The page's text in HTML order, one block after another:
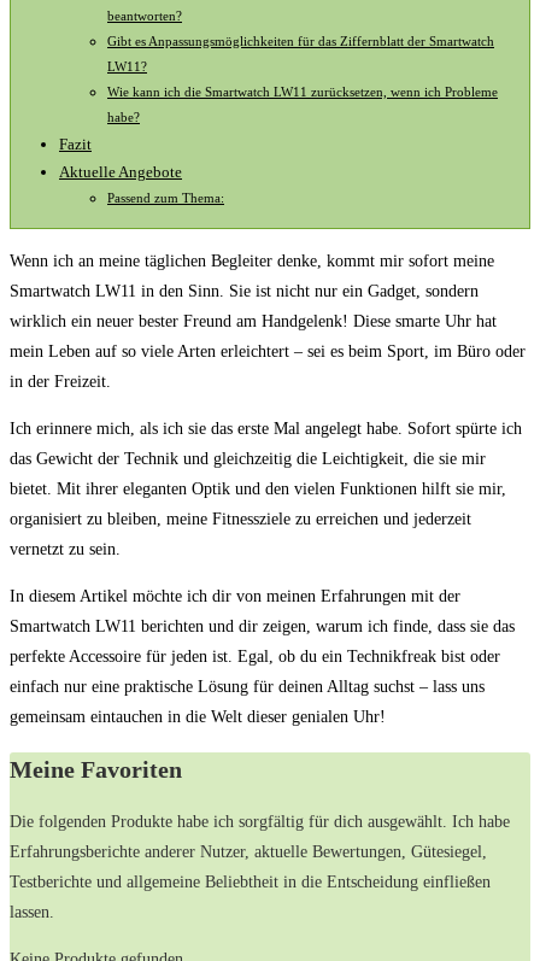
beantworten?
Gibt es Anpassungsmöglichkeiten ‍für das Ziffernblatt​ der Smartwatch
LW11?
Wie kann ‍ich ‌die Smartwatch LW11 zurücksetzen,⁣ wenn ich Probleme
habe?
Fazit
Aktuelle Angebote
Passend zum Thema:
Wenn ich an meine täglichen Begleiter ‌denke, kommt mir sofort⁤ meine
Smartwatch ⁣LW11⁤ in‌ den Sinn. Sie​ ist‍ nicht nur ein Gadget, sondern
wirklich ein⁣ neuer bester Freund am Handgelenk!⁢ Diese‍ smarte Uhr hat⁣
mein ⁤Leben auf ⁤so ⁢viele Arten ‌erleichtert – sei ⁢es beim⁣ Sport, im ‍Büro oder
in ‍der ⁤Freizeit.
Ich erinnere mich, als ich sie das erste Mal ‍angelegt ​habe. Sofort ‌spürte ich
das Gewicht der Technik und gleichzeitig die⁤ Leichtigkeit, die ​sie mir
bietet. Mit ihrer eleganten ⁣Optik und den vielen‌ Funktionen hilft sie‍ mir,
‍organisiert zu ​bleiben, meine Fitnessziele zu ⁤erreichen​ und‌ jederzeit⁤
vernetzt zu sein.
In⁣ diesem Artikel möchte‍ ich ‌dir von meinen Erfahrungen mit der
Smartwatch⁣ LW11 berichten und dir⁢ zeigen, ⁢warum ich finde, dass sie das
‍perfekte Accessoire ⁤für jeden ist. Egal,⁤ ob du⁤ ein Technikfreak bist oder
einfach ⁢nur eine⁣ praktische Lösung für⁣ deinen Alltag suchst – lass‌ uns
gemeinsam eintauchen in ⁤die ‍Welt dieser genialen Uhr!
Meine Favoriten
Die folgenden Produkte⁤ habe ich​ sorgfältig für dich ausgewählt. ⁢Ich habe
Erfahrungsberichte ​anderer ⁤Nutzer, aktuelle Bewertungen,‌ Gütesiegel,
⁣Testberichte und ⁤allgemeine Beliebtheit in die Entscheidung einfließen
lassen.